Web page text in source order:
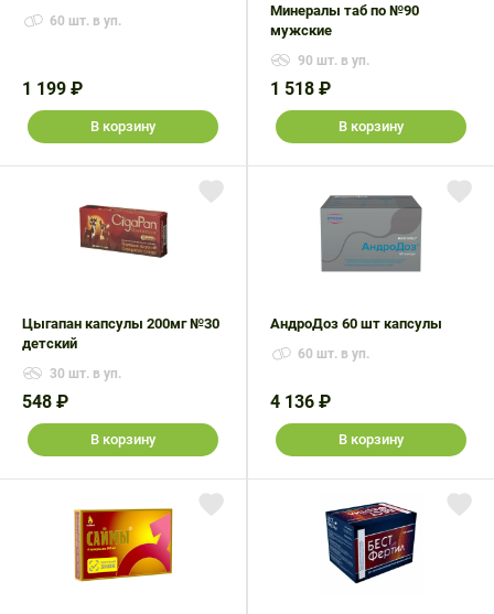
60 шт. в уп.
1 199 ₽
В корзину
Минералы таб по №90
мужские
90 шт. в уп.
1 518 ₽
В корзину
Цыгапан капсулы 200мг №30
детский
30 шт. в уп.
548 ₽
В корзину
АндроДоз 60 шт капсулы
60 шт. в уп.
4 136 ₽
В корзину